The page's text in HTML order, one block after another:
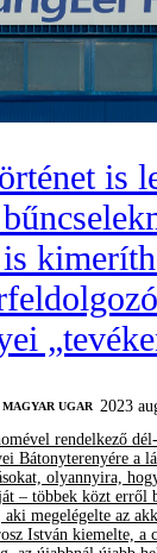
is
MAGYAR UGAR 2023
rendelkező
Bátonyterenyére a
olyannyira,
– többek közt erről
megelégelte az
István kiemelte, a